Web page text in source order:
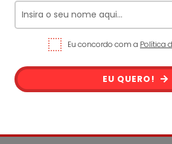
Eu concordo com a Política
EU QUERO!